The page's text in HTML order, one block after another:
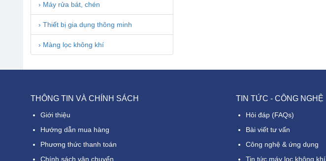
› Máy rửa bát, chén
› Thiết bị gia dụng thông minh
› Màng lọc không khí
THÔNG TIN VÀ CHÍNH SÁCH
Giới thiệu
Hướng dẫn mua hàng
Phương thức thanh toán
Chính sách vận chuyển
TIN TỨC - CÔNG NGHỆ
Hỏi đáp (FAQs)
Bài viết tư vấn
Công nghệ & ứng dụng
Tin tức máy lọc không khí